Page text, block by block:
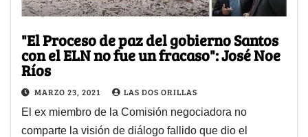
"El Proceso de paz del gobierno Santos
con el ELN no fue un fracaso": José Noe
Ríos
MARZO 23, 2021 LAS DOS ORILLAS
El ex miembro de la Comisión negociadora no
comparte la visión de diálogo fallido que dio el